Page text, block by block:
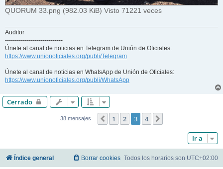
QUORUM 33.png (982.03 KiB) Visto 71221 veces
Auditor
-----------------------------
Únete al canal de noticias en Telegram de Unión de Oficiales:
https://www.unionoficiales.org/publi/Telegram
Únete al canal de noticias en WhatsApp de Unión de Oficiales:
https://www.unionoficiales.org/publi/WhatsApp
Cerrado
38 mensajes Anterior
1 2 3 4
Ir a
Índice general Todos los horarios son UTC+02:00
Borrar cookies